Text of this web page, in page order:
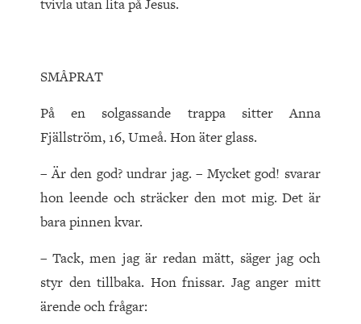
tvivla utan lita på Jesus.
SMÅPRAT
På en solgassande trappa sitter Anna
Fjällström, 16, Umeå. Hon äter glass.
– Är den god? undrar jag. – Mycket god! svarar
hon leende och sträcker den mot mig. Det är
bara pinnen kvar.
– Tack, men jag är redan mätt, säger jag och
styr den tillbaka. Hon fnissar. Jag anger mitt
ärende och frågar: